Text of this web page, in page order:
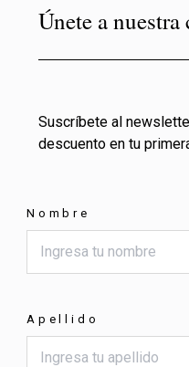
Únete a
Suscríbete al
descuento en tu
Nombre
Apellido